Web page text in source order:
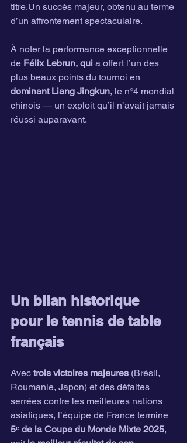
titre.Un succès majeur, obtenu au terme
d’un affrontement spectaculaire.
À noter la performance exceptionnelle
de Félix Lebrun, qui a offert l’un des
plus beaux points du tournoi en
dominant Liang Jingkun, le n°4 mondial
chinois — un exploit qu’il n’avait jamais
réussi auparavant.
Un bilan historique
pour le tennis de table
français
Avec trois victoires majeures (Brésil,
Roumanie, Japon) et des défaites
serrées contre les meilleures nations
asiatiques, l’équipe de France termine
5ᵉ de la Coupe du Monde Mixte 2025,